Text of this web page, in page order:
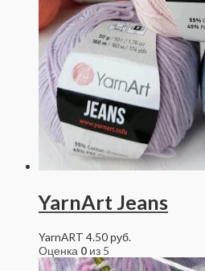
YarnArt Jeans
YarnART 4.50 руб.
Оценка 0 из 5